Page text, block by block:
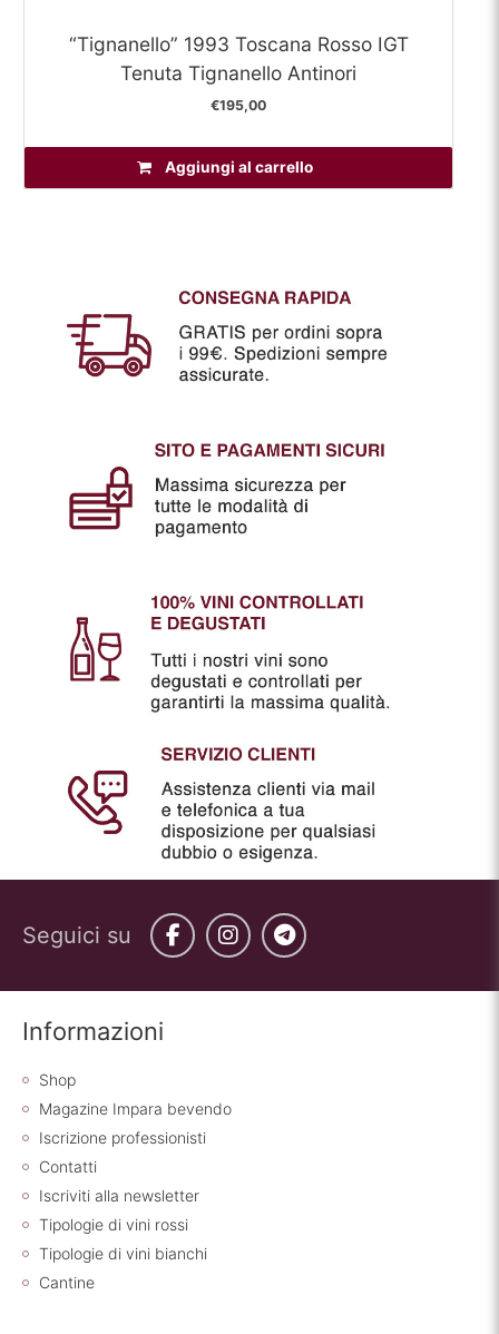
“Tignanello” 1993 Toscana Rosso IGT
Tenuta Tignanello Antinori
€195,00
Aggiungi al carrello
Seguici su Facebook
Instagram
Telegram
Informazioni
Shop
Magazine Impara bevendo
Iscrizione professionisti
Contatti
Iscriviti alla newsletter
Tipologie di vini rossi
Tipologie di vini bianchi
Cantine